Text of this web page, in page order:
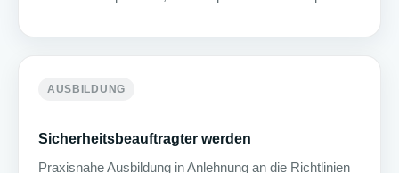
AUSBILDUNG
Sicherheitsbeauftragter werden
Praxisnahe Ausbildung in Anlehnung an die Richtlinien